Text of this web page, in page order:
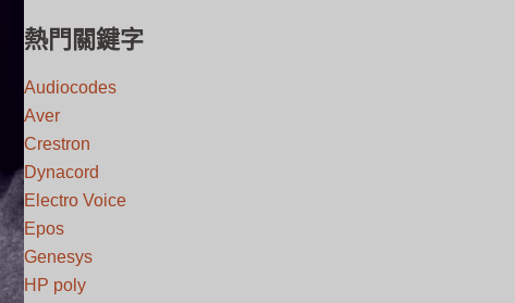
熱門關鍵字
Audiocodes
Aver
Crestron
Dynacord
Electro Voice
Epos
Genesys
HP poly